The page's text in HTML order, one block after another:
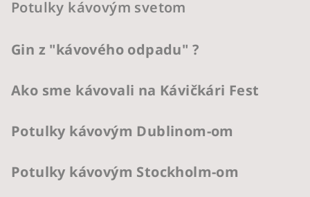
Potulky kávovým svetom
Gin z "kávového odpadu" ?
Ako sme kávovali na Kávičkári Fest
Potulky kávovým Dublinom-om
Potulky kávovým Stockholm-om